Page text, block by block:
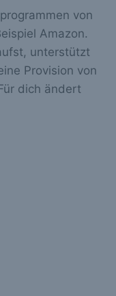
von
Amazon.
unterstützt
Provision von
dich ändert